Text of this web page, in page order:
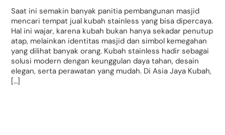
Saat ini semakin banyak panitia pembangunan masjid
mencari tempat jual kubah stainless yang bisa dipercaya.
Hal ini wajar, karena kubah bukan hanya sekadar penutup
atap, melainkan identitas masjid dan simbol kemegahan
yang dilihat banyak orang. Kubah stainless hadir sebagai
solusi modern dengan keunggulan daya tahan, desain
elegan, serta perawatan yang mudah. Di Asia Jaya Kubah,
[…]